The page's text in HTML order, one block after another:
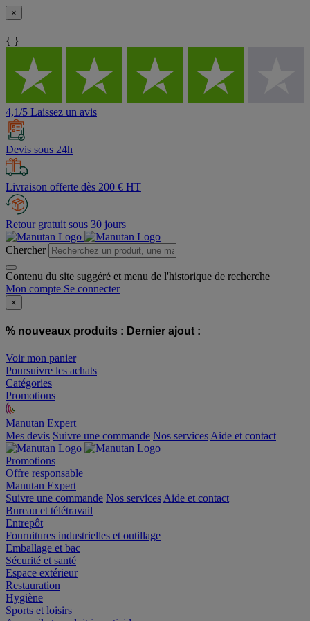
×
{ }
4,1/5 Laissez un avis
Devis sous 24h
Livraison offerte dès 200 € HT
Retour gratuit sous 30 jours
Chercher
Contenu du site suggéré et menu de l'historique de recherche
Mon compte Se connecter
×
% nouveaux produits : Dernier ajout :
Voir mon panier
Poursuivre les achats
Catégories
Promotions
Manutan Expert
offre reconditionnée
Mes devis Suivre une commande Nos services
Promotions
Offre responsable
Manutan Expert
Suivre une commande
Bureau et télétravail
Entrepôt
Fournitures industrielles et outillage
Emballage et bac
Sécurité et santé
Espace extérieur
Restauration
Hygiène